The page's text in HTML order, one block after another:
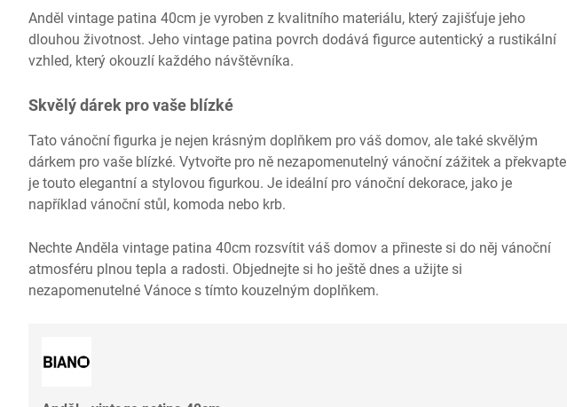
Anděl vintage patina 40cm je vyroben z kvalitního materiálu, který zajišťuje jeho
dlouhou životnost. Jeho vintage patina povrch dodává figurce autentický a rustikální
vzhled, který okouzlí každého návštěvníka.
Skvělý dárek pro vaše blízké
Tato vánoční figurka je nejen krásným doplňkem pro váš domov, ale také skvělým
dárkem pro vaše blízké. Vytvořte pro ně nezapomenutelný vánoční zážitek a překvapte
je touto elegantní a stylovou figurkou. Je ideální pro vánoční dekorace, jako je
například vánoční stůl, komoda nebo krb.
Nechte Anděla vintage patina 40cm rozsvítit váš domov a přineste si do něj vánoční
atmosféru plnou tepla a radosti. Objednejte si ho ještě dnes a užijte si
nezapomenutelné Vánoce s tímto kouzelným doplňkem.